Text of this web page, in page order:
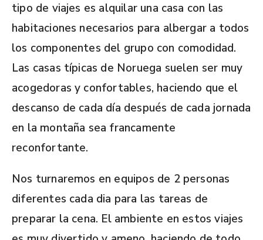
tipo de viajes es alquilar una casa con las
habitaciones necesarios para albergar a todos
los componentes del grupo con comodidad.
Las casas típicas de Noruega suelen ser muy
acogedoras y confortables, haciendo que el
descanso de cada día después de cada jornada
en la montaña sea francamente
reconfortante.
Nos turnaremos en equipos de 2 personas
diferentes cada dia para las tareas de
preparar la cena. El ambiente en estos viajes